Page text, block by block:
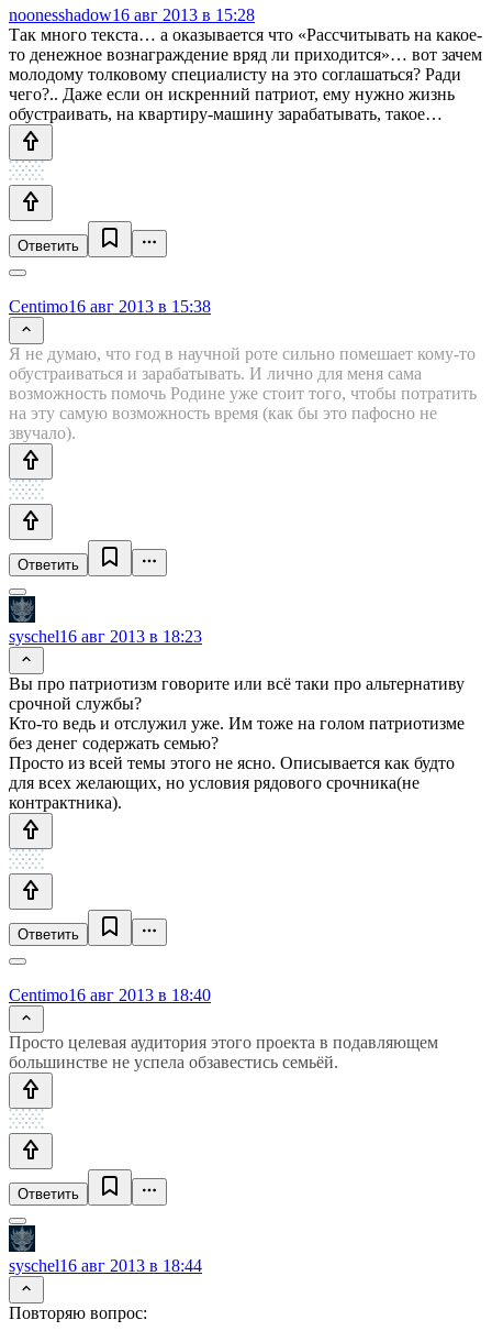
noonesshadow16 авг 2013 в 15:28
Так много текста… а оказывается что «Рассчитывать на какое-
то денежное вознаграждение вряд ли приходится»… вот зачем
молодому толковому специалисту на это соглашаться? Ради
чего?.. Даже если он искренний патриот, ему нужно жизнь
обустраивать, на квартиру-машину зарабатывать, такое…
Ответить
Centimo16 авг 2013 в 15:38
Я не думаю, что год в научной роте сильно помешает кому-то
обустраиваться и зарабатывать. И лично для меня сама
возможность помочь Родине уже стоит того, чтобы потратить
на эту самую возможность время (как бы это пафосно не
звучало).
Ответить
syschel16 авг 2013 в 18:23
Вы про патриотизм говорите или всё таки про альтернативу
срочной службы?
Кто-то ведь и отслужил уже. Им тоже на голом патриотизме
без денег содержать семью?
Просто из всей темы этого не ясно. Описывается как будто
для всех желающих, но условия рядового срочника(не
контрактника).
Ответить
Centimo16 авг 2013 в 18:40
Просто целевая аудитория этого проекта в подавляющем
большинстве не успела обзавестись семьёй.
Ответить
syschel16 авг 2013 в 18:44
Повторяю вопрос: